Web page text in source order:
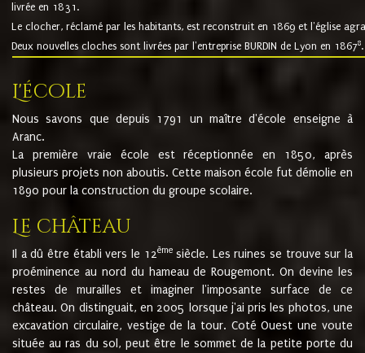
livrée en 1831.
Le clocher, réclamé par les habitants, est reconstruit en 1869 et l'église
Deux nouvelles cloches sont livrées par l'entreprise BURDIN de Lyon en 18678.
L'école
Nous savons que depuis 1791 un maître d'école enseigne à
Aranc.
La première vraie école est réceptionnée en 1850, après
plusieurs projets non aboutis. Cette maison école fut démolie en
1890 pour la construction du groupe scolaire.
Le château
Il a dû être établi vers le 12èmesiècle. Les ruines se trouve sur la
proéminence au nord du hameau de Rougemont. On devine les
restes de murailles et imaginer l'imposante surface de ce
château. On distinguait, en 2005 lorsque j'ai pris les photos, une
excavation circulaire, vestige de la tour. Coté Ouest une voute
située au ras du sol, peut être le sommet de la petite porte du